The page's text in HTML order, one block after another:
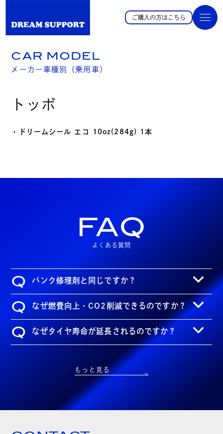
ご購入の方はこちら
CAR MODEL
メーカー車種別（乗用車）
トッポ
・ドリームシール エコ 10oz(284g) 1本
FAQ
よくある質問
Q パンク修理剤と同じですか？
Q なぜ燃費向上・CO2削減できるのですか？
Q なぜタイヤ寿命が延長されるのですか？
もっと見る